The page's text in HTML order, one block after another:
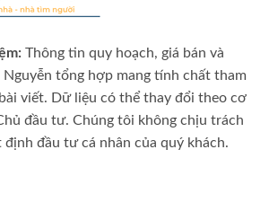
Thông tin quy hoạch, giá bán và
tổng hợp mang tính chất tham
viết. Dữ liệu có thể thay đổi theo cơ
đầu tư. Chúng tôi không chịu trách
định đầu tư cá nhân của quý khách.